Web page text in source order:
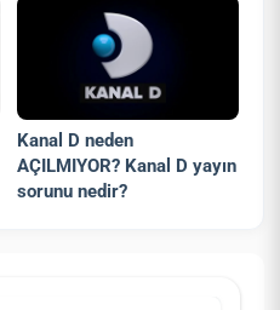
Kanal D neden
AÇILMIYOR? Kanal D yayın
sorunu nedir?